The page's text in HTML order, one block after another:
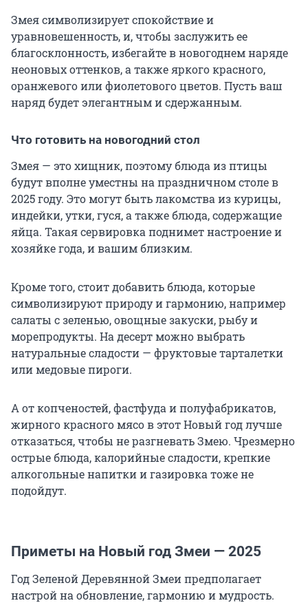
Змея символизирует спокойствие и
уравновешенность, и, чтобы заслужить ее
благосклонность, избегайте в новогоднем наряде
неоновых оттенков, а также яркого красного,
оранжевого или фиолетового цветов. Пусть ваш
наряд будет элегантным и сдержанным.
Что готовить на новогодний стол
Змея — это хищник, поэтому блюда из птицы
будут вполне уместны на праздничном столе в
2025 году. Это могут быть лакомства из курицы,
индейки, утки, гуся, а также блюда, содержащие
яйца. Такая сервировка поднимет настроение и
хозяйке года, и вашим близким.
Кроме того, стоит добавить блюда, которые
символизируют природу и гармонию, например
салаты с зеленью, овощные закуски, рыбу и
морепродукты. На десерт можно выбрать
натуральные сладости — фруктовые тарталетки
или медовые пироги.
А от копченостей, фастфуда и полуфабрикатов,
жирного красного мясо в этот Новый год лучше
отказаться, чтобы не разгневать Змею. Чрезмерно
острые блюда, калорийные сладости, крепкие
алкогольные напитки и газировка тоже не
подойдут.
Приметы на Новый год Змеи — 2025
Год Зеленой Деревянной Змеи предполагает
настрой на обновление, гармонию и мудрость.